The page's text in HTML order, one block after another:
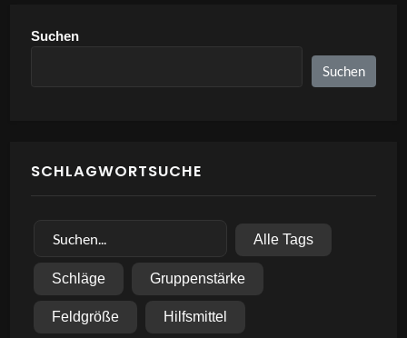
Suchen
Suchen
SCHLAGWORTSUCHE
Alle Tags
Schläge Gruppenstärke
Feldgröße Hilfsmittel